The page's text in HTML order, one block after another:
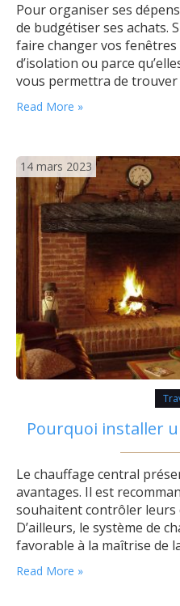
Pour organiser ses
de budgétiser ses achats.
faire changer vos fenêtres
d’isolation ou parce
vous permettra de trouver
concernant le tarif à
fenêtre inclus). Quel
Read More »
14 mars 2023
Pourquoi installer
Le chauffage central
avantages. Il est
souhaitent contrôler leurs
D’ailleurs, le système de
favorable à la maîtrise de
énergie. En d’autres
économique, confortable
Read More »